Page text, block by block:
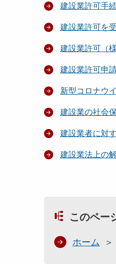
建設業許可手
建設業許可を
建設業許可（様
建設業許可申
新型コロナウ
建設業の社会
建設業者に対
建設業法上の
このペー
ホーム